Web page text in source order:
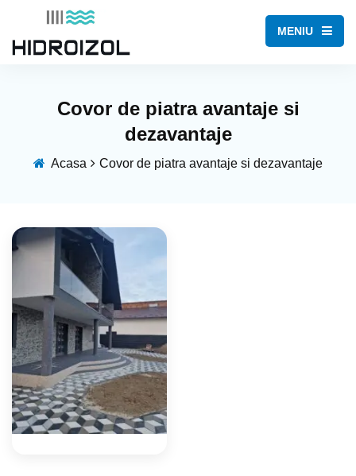
MENIU
Covor de piatra avantaje si
dezavantaje
Acasa Covor de piatra avantaje si dezavantaje